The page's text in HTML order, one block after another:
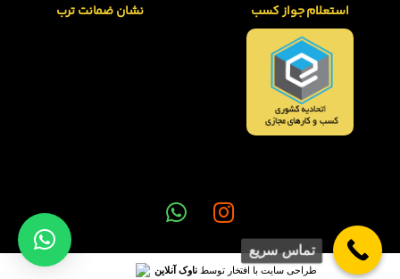
استعلام جواز کسب نشان ضمانت ترب
طراحی سایت با افتخار توسط ناوک آنلاین
تماس سریع